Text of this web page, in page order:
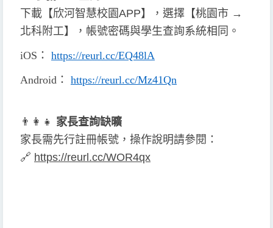
下載【欣河智慧校園APP】，選擇【桃園市 →
北科附工】，帳號密碼與學生查詢系統相同。
iOS ： https://reurl.cc/EQ48lA
Android ： https://reurl.cc/Mz41Qn
👨 👩 👧 家長查詢缺曠
家長需先行註冊帳號，操作說明請參閱：
🔗 https://reurl.cc/WOR4qx